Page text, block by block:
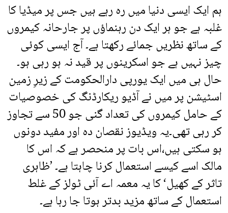
ہم ایک ایسی دنیا میں رہ رہے ہیں جس پر میڈیا کا
غلبہ ہے جو ہر ایک دن رہنماؤں پر جارحانہ کیمروں
کے ساتھ نظریں جمائے رکھتا ہے۔ آج ایسی کوئی
چیز نہیں ہے جو اسکرینوں پر قید نہ ہو رہی ہو۔
حال ہی میں ایک یورپی دارالحکومت کے زیرِ زمین
اسٹیشن پر میں نے آڈیو ریکارڈنگ کی خصوصیات
کے حامل کیمروں کی تعداد گنی جو 50 سے تجاوز
کر رہی تھی۔یہ ویڈیوز نقصان دہ اور مفید دونوں
ہو سکتی ہیں،اس بات پر منحصر ہے کہ اس کا
مالک اسے کیسے استعمال کرنا چاہتا ہے۔ ’ظاہری
تاثر کے کھیل‘ کا یہ معمہ اے آئی ٹولز کے غلط
استعمال کے ساتھ مزید بدتر ہوتا جا رہا ہے۔